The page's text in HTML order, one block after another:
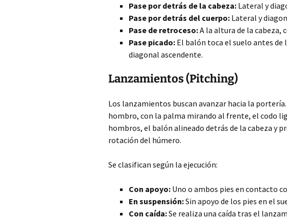
Pase por detrás de la cabeza: Lateral y
Pase por detrás del cuerpo: Lateral y
Pase de retroceso:A la altura de la cabeza,
Pase picado: El balón toca el suelo antes
diagonal ascendente.
Lanzamientos (Pitching)
Los lanzamientos buscan avanzar hacia la
hombro, con la palma mirando al frente, el codo
hombros, el balón alineado detrás de la cabeza y
rotación del húmero.
Se clasifican según la ejecución:
Con apoyo: Uno o ambos pies en contacto
En suspensión:Sin apoyo de los pies en el
Con caída:Se realiza una caída tras el